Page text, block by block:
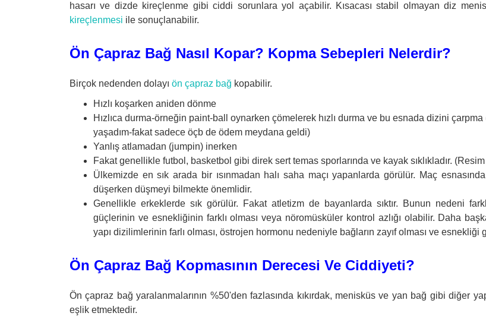
hasarı ve dizde kireçlenme gibi ciddi sorunlara yol açabilir. Kısacası stabil olmayan diz
kireçlenmesi ile sonuçlanabilir.
Ön Çapraz Bağ Nasıl Kopar? Kopma Sebepleri Nelerdir?
Birçok nedenden dolayı ön çapraz bağ kopabilir.
Hızlı koşarken aniden dönme
Hızlıca durma-örneğin paint-ball oynarken çömelerek hızlı durma ve bu esnada dizini çarpma
yaşadım-fakat sadece öçb de ödem meydana geldi)
Yanlış atlamadan (jumpin) inerken
Fakat genellikle futbol, basketbol gibi direk sert temas sporlarında ve kayak sıklıkladır.
Ülkemizde en sık arada bir ısınmadan halı saha maçı yapanlarda görülür. Maç
düşerken düşmeyi bilmekte önemlidir.
Genellikle erkeklerde sık görülür. Fakat atletizm de bayanlarda sıktır. Bunun nedeni
güçlerinin ve esnekliğinin farklı olması veya nöromüsküler kontrol azlığı olabilir. Daha
yapı dizilimlerinin farlı olması, östrojen hormonu nedeniyle bağların zayıf olması ve esnekliği
Ön Çapraz Bağ Kopmasının Derecesi Ve Ciddiyeti?
Ön çapraz bağ yaralanmalarının %50'den fazlasında kıkırdak, menisküs ve yan bağ gibi diğer
eşlik etmektedir.